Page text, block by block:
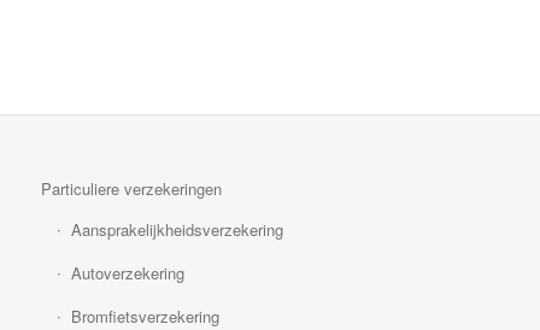
Particuliere verzekeringen
Aansprakelijkheidsverzekering
Autoverzekering
Bromfietsverzekering